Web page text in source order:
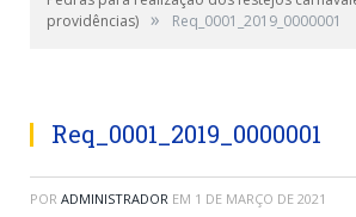
providências) » Req_0001_2019_0000001
Req_0001_2019_0000001
POR ADMINISTRADOR EM 1 DE MARÇO DE 2021